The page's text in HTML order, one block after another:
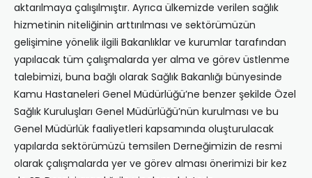
aktarılmaya çalışılmıştır. Ayrıca ülkemizde verilen sağlık
hizmetinin niteliğinin arttırılması ve sektörümüzün
gelişimine yönelik ilgili Bakanlıklar ve kurumlar tarafından
yapılacak tüm çalışmalarda yer alma ve görev üstlenme
talebimizi, buna bağlı olarak Sağlık Bakanlığı bünyesinde
Kamu Hastaneleri Genel Müdürlüğü’ne benzer şekilde Özel
Sağlık Kuruluşları Genel Müdürlüğü’nün kurulması ve bu
Genel Müdürlük faaliyetleri kapsamında oluşturulacak
yapılarda sektörümüzü temsilen Derneğimizin de resmi
olarak çalışmalarda yer ve görev alması önerimizi bir kez